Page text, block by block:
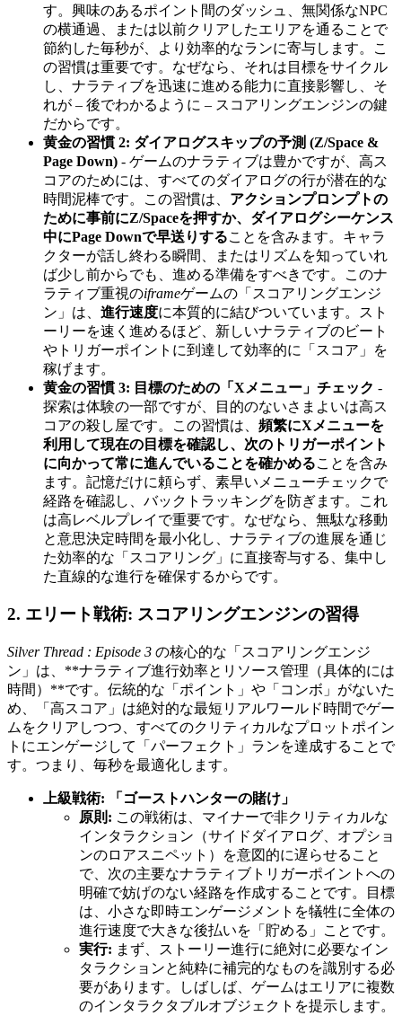
す。興味のあるポイント間のダッシュ、無関係なNPC
の横通過、または以前クリアしたエリアを通ることで
節約した毎秒が、より効率的なランに寄与します。こ
の習慣は重要です。なぜなら、それは目標をサイクル
し、ナラティブを迅速に進める能力に直接影響し、そ
れが – 後でわかるように – スコアリングエンジンの鍵
だからです。
黄金の習慣 2: ダイアログスキップの予測 (Z/Space &
Page Down) - ゲームのナラティブは豊かですが、高ス
コアのためには、すべてのダイアログの行が潜在的な
時間泥棒です。この習慣は、 アクションプロンプトの
ために事前にZ/Spaceを押すか、ダイアログシーケンス
中にPage Downで早送りすることを含みます。キャラ
クターが話し終わる瞬間、またはリズムを知っていれ
ば少し前からでも、進める準備をすべきです。このナ
ラティブ重視のiframeゲームの「スコアリングエンジ
ン」は、 進行速度に本質的に結びついています。スト
ーリーを速く進めるほど、新しいナラティブのビート
やトリガーポイントに到達して効率的に「スコア」を
稼げます。
黄金の習慣 3: 目標のための「Xメニュー」チェック -
探索は体験の一部ですが、目的のないさまよいは高ス
コアの殺し屋です。この習慣は、 頻繁にXメニューを
利用して現在の目標を確認し、次のトリガーポイント
に向かって常に進んでいることを確かめることを含み
ます。記憶だけに頼らず、素早いメニューチェックで
経路を確認し、バックトラッキングを防ぎます。これ
は高レベルプレイで重要です。なぜなら、無駄な移動
と意思決定時間を最小化し、ナラティブの進展を通じ
た効率的な「スコアリング」に直接寄与する、集中し
た直線的な進行を確保するからです。
2. エリート戦術: スコアリングエンジンの習得
Silver Thread : Episode 3 の核心的な「スコアリングエンジ
ン」は、**ナラティブ進行効率とリソース管理（具体的には
時間）**です。伝統的な「ポイント」や「コンボ」がないた
め、「高スコア」は絶対的な最短リアルワールド時間でゲー
ムをクリアしつつ、すべてのクリティカルなプロットポイン
トにエンゲージして「パーフェクト」ランを達成することで
す。つまり、毎秒を最適化します。
上級戦術: 「ゴーストハンターの賭け」
原則: この戦術は、マイナーで非クリティカルな
インタラクション（サイドダイアログ、オプショ
ンのロアスニペット）を意図的に遅らせること
で、次の主要なナラティブトリガーポイントへの
明確で妨げのない経路を作成することです。目標
は、小さな即時エンゲージメントを犠牲に全体の
進行速度で大きな後払いを「貯める」ことです。
実行: まず、ストーリー進行に絶対に必要なイン
タラクションと純粋に補完的なものを識別する必
要があります。しばしば、ゲームはエリアに複数
のインタラクタブルオブジェクトを提示します。